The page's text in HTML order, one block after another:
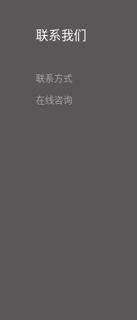
联系我们
联系方式
在线咨询